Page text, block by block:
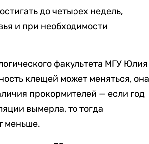
до четырех недель,
и при необходимости
факультета МГУ Юлия
клещей может меняться, она
прокормителей — если год
вымерла, то тогда
меньше.